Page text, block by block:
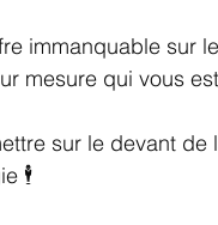
immanquable sur
mesure qui vous
sur le devant
🕴